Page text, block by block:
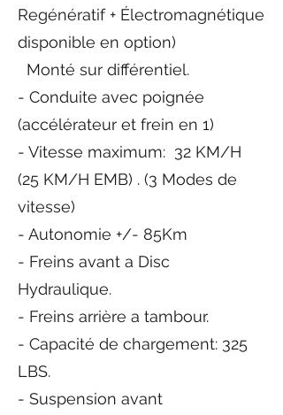
Regénératif + Électromagnétique
disponible en option)
Monté sur différentiel.
- Conduite avec poignée
(accélérateur et frein en 1)
- Vitesse maximum: 32 KM/H
(25 KM/H EMB) . (3 Modes de
vitesse)
- Autonomie +/- 85Km
- Freins avant a Disc
Hydraulique.
- Freins arrière a tambour.
- Capacité de chargement: 325
LBS.
- Suspension avant